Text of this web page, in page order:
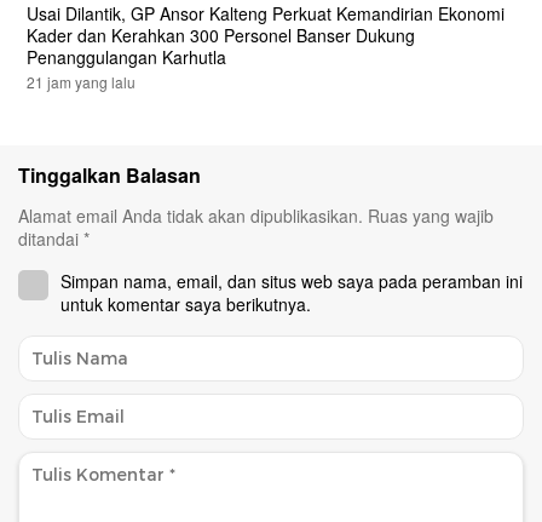
Usai Dilantik, GP Ansor Kalteng Perkuat Kemandirian Ekonomi
Kader dan Kerahkan 300 Personel Banser Dukung
Penanggulangan Karhutla
21 jam yang lalu
Tinggalkan Balasan
Alamat email Anda tidak akan dipublikasikan. Ruas yang wajib
ditandai *
Simpan nama, email, dan situs web saya pada peramban ini
untuk komentar saya berikutnya.